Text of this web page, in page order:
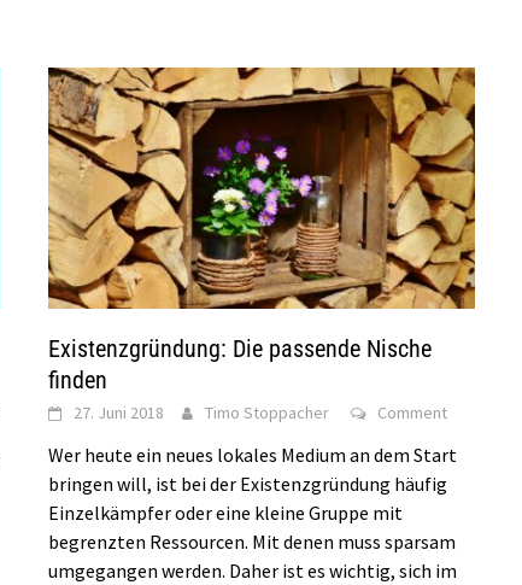
Existenzgründung: Die passende Nische
finden
27. Juni 2018 Timo Stoppacher Comment
Wer heute ein neues lokales Medium an dem Start
bringen will, ist bei der Existenzgründung häufig
Einzelkämpfer oder eine kleine Gruppe mit
begrenzten Ressourcen. Mit denen muss sparsam
umgegangen werden. Daher ist es wichtig, sich im